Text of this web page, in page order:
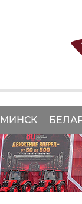
МИНСК